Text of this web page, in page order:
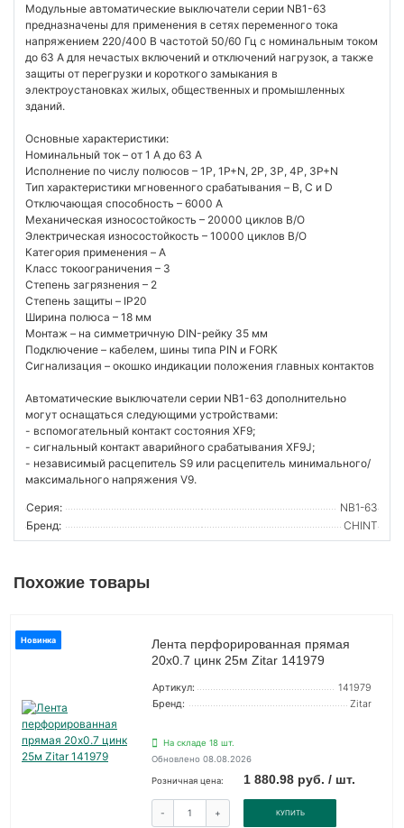
Модульные автоматические выключатели серии NB1-63
предназначены для применения в сетях переменного тока
напряжением 220/400 В частотой 50/60 Гц с номинальным током
до 63 А для нечастых включений и отключений нагрузок, а также
защиты от перегрузки и короткого замыкания в
электроустановках жилых, общественных и промышленных
зданий.
Основные характеристики:
Номинальный ток – от 1 А до 63 А
Исполнение по числу полюсов – 1P, 1P+N, 2P, 3P, 4P, 3P+N
Тип характеристики мгновенного срабатывания – B, C и D
Отключающая способность – 6000 A
Механическая износостойкость – 20000 циклов В/О
Электрическая износостойкость – 10000 циклов В/О
Категория применения – A
Класс токоограничения – 3
Степень загрязнения – 2
Степень защиты – IP20
Ширина полюса – 18 мм
Монтаж – на симметричную DIN-рейку 35 мм
Подключение – кабелем, шины типа PIN и FORK
Сигнализация – окошко индикации положения главных контактов
Автоматические выключатели серии NB1-63 дополнительно
могут оснащаться следующими устройствами:
- вспомогательный контакт состояния XF9;
- сигнальный контакт аварийного срабатывания XF9J;
- независимый расцепитель S9 или расцепитель минимального/
максимального напряжения V9.
Серия:
NB1-63
Бренд:
CHINT
Похожие товары
Новинка
Лента перфорированная прямая
20х0.7 цинк 25м Zitar 141979
Артикул:
141979
Бренд:
Zitar
На складе 18 шт.
Обновлено 08.08.2026
Розничная цена: 1 880.98 руб. / шт.
- + КУПИТЬ